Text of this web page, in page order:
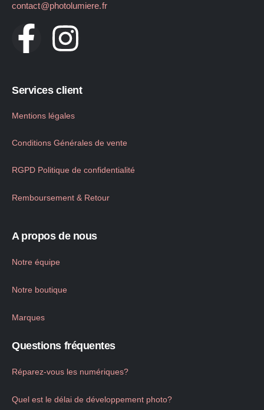
contact@photolumiere.fr
Services client
Mentions légales
Conditions Générales de vente
RGPD Politique de confidentialité
Remboursement & Retour
A propos de nous
Notre équipe
Notre boutique
Marques
Questions fréquentes
Réparez-vous les numériques?
Quel est le délai de développement photo?